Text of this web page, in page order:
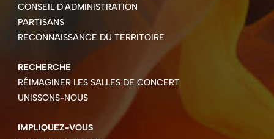
CONSEIL D'ADMINISTRATION
PARTISANS
RECONNAISSANCE DU TERRITOIRE
RECHERCHE
RÉIMAGINER LES SALLES DE CONCERT
UNISSONS-NOUS
IMPLIQUEZ-VOUS